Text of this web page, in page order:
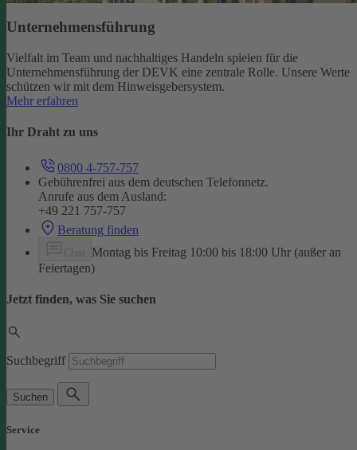
Unternehmensführung
Vielfalt im Team und nachhaltiges Handeln spielen für die
Unternehmensführung der DEVK eine zentrale Rolle. Unsere Werte
schützen wir mit dem Hinweisgebersystem.
Mehr erfahren
Ihr Draht zu uns
0800 4-757-757
Gebührenfrei aus dem deutschen Telefonnetz.
Anrufe aus dem Ausland:
+49 221 757-757
Beratung finden
Montag bis Freitag 10:00 bis 18:00 Uhr (außer an
Feiertagen)
Jetzt finden, was Sie suchen
Suchbegriff
Suchen
Service